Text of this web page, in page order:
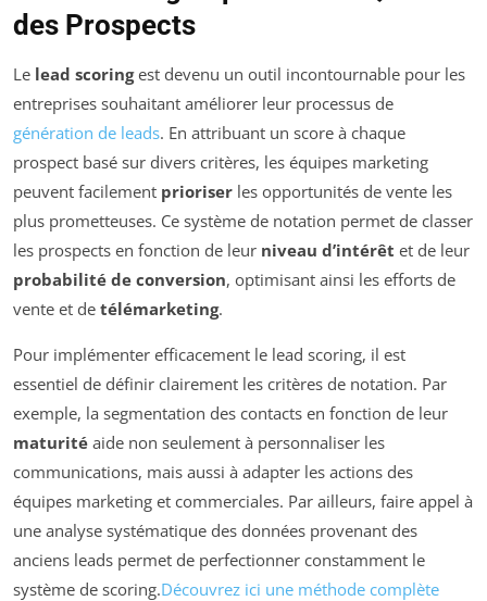
des Prospects
Le lead scoringest devenu un outil incontournable pour les
entreprises souhaitant améliorer leur processus de
génération de leads. En attribuant un score à chaque
prospect basé sur divers critères, les équipes marketing
peuvent facilement prioriser les opportunités de vente les
plus prometteuses. Ce système de notation permet de classer
les prospects en fonction de leur niveau d’intérêt et de leur
probabilité de conversion, optimisant ainsi les efforts de
vente et de télémarketing.
Pour implémenter efficacement le lead scoring, il est
essentiel de définir clairement les critères de notation. Par
exemple, la segmentation des contacts en fonction de leur
maturité aide non seulement à personnaliser les
communications, mais aussi à adapter les actions des
équipes marketing et commerciales. Par ailleurs, faire appel à
une analyse systématique des données provenant des
anciens leads permet de perfectionner constamment le
système de scoring.Découvrez ici une méthode complète